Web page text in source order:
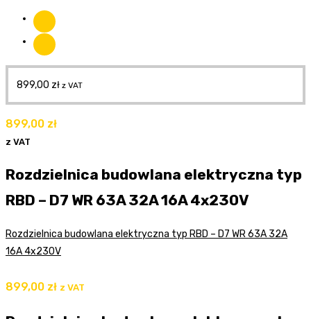
899,00 zł z VAT
899,00 zł
z VAT
Rozdzielnica budowlana elektryczna typ
RBD – D7 WR 63A 32A 16A 4x230V
Rozdzielnica budowlana elektryczna typ RBD – D7 WR 63A 32A
16A 4x230V
899,00 zł z VAT